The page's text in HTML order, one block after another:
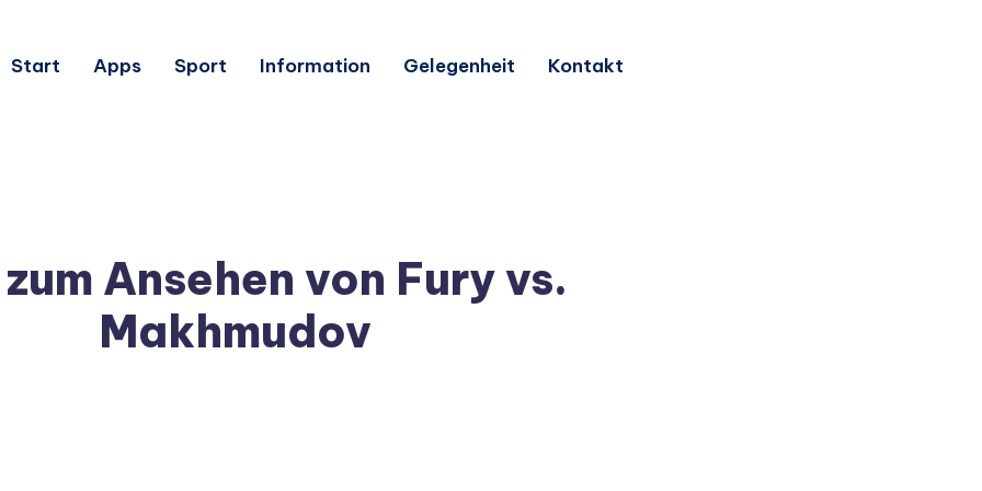
Start Apps Sport Information Gelegenheit Kontakt
Ansehen von Fury vs.
Makhmudov